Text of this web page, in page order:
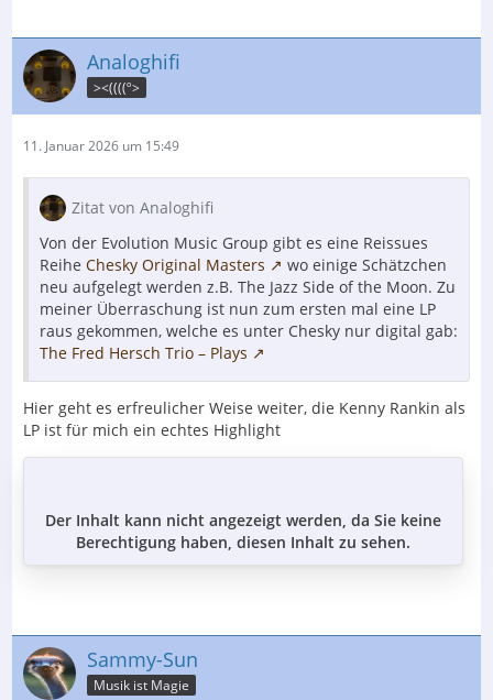
Analoghifi
><((((º>
11. Januar 2026 um 15:49
Zitat von Analoghifi
Von der Evolution Music Group gibt es eine Reissues
Reihe Chesky Original Masters
wo einige Schätzchen
neu aufgelegt werden z.B. The Jazz Side of the Moon. Zu
meiner Überraschung ist nun zum ersten mal eine LP
raus gekommen, welche es unter Chesky nur digital gab:
The Fred Hersch Trio – Plays
Hier geht es erfreulicher Weise weiter, die Kenny Rankin als
LP ist für mich ein echtes Highlight
Der Inhalt kann nicht angezeigt werden, da Sie keine
Berechtigung haben, diesen Inhalt zu sehen.
Sammy-Sun
Musik ist Magie